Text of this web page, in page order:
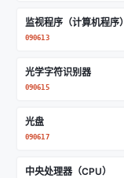
监视程序（计算机程序）
090613
光学字符识别器
090615
光盘
090617
中央处理器（CPU）